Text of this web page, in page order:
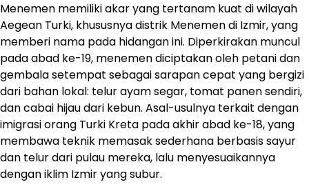
Menemen memiliki akar yang tertanam kuat di wilayah
Aegean Turki, khususnya distrik Menemen di Izmir, yang
memberi nama pada hidangan ini. Diperkirakan muncul
pada abad ke-19, menemen diciptakan oleh petani dan
gembala setempat sebagai sarapan cepat yang bergizi
dari bahan lokal: telur ayam segar, tomat panen sendiri,
dan cabai hijau dari kebun. Asal-usulnya terkait dengan
imigrasi orang Turki Kreta pada akhir abad ke-18, yang
membawa teknik memasak sederhana berbasis sayur
dan telur dari pulau mereka, lalu menyesuaikannya
dengan iklim Izmir yang subur.